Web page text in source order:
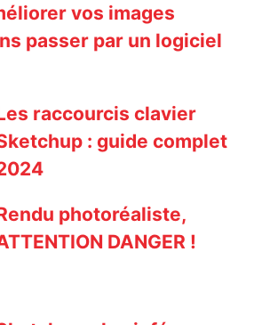
vos images
passer par un logiciel
raccourcis clavier
: guide complet
photoréaliste,
DANGER !